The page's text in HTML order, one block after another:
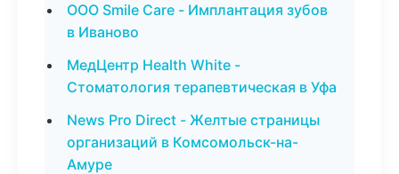
ООО Smile Care - Имплантация зубов
в Иваново
МедЦентр Health White -
Стоматология терапевтическая в Уфа
News Pro Direct - Желтые страницы
организаций в Комсомольск-на-
Амуре